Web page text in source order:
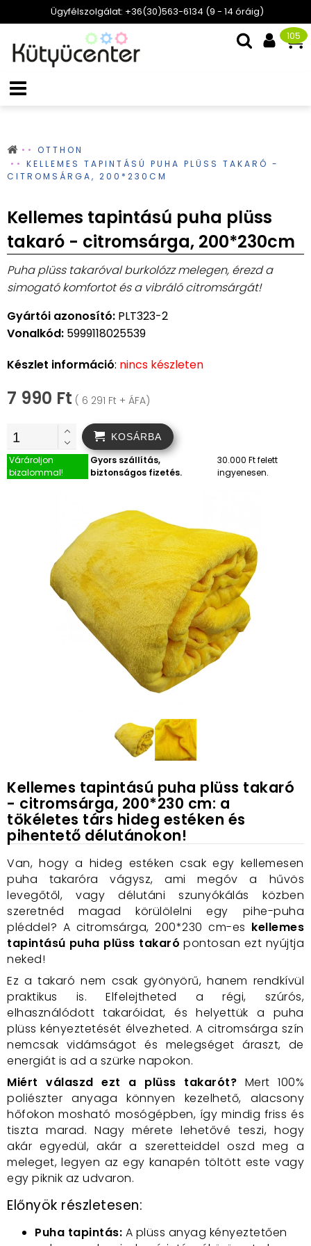
Ügyfélszolgálat: +36(30)563-6134 (9 - 14 óráig)
105
OTTHON
KELLEMES TAPINTÁSÚ PUHA PLÜSS TAKARÓ -
CITROMSÁRGA, 200*230CM
Kellemes tapintású puha plüss
takaró - citromsárga, 200*230cm
Puha plüss takaróval burkolózz melegen, érezd a
simogató komfortot és a vibráló citromsárgát!
Gyártói azonosító: PLT323-2
Vonalkód: 5999118025539
Készlet információ: nincs készleten
7 990 Ft ( 6 291 Ft + ÁFA)
KOSÁRBA
Várároljon
bizalommal!
Gyors szállítás,
biztonságos fizetés.
30.000 Ft felett
ingyenesen.
Kellemes tapintású puha plüss takaró
- citromsárga, 200*230 cm: a
tökéletes társ hideg estéken és
pihentető délutánokon!
Van, hogy a hideg estéken csak egy kellemesen
puha takaróra vágysz, ami megóv a hűvös
levegőtől, vagy délutáni szunyókálás közben
szeretnéd magad körülölelni egy pihe-puha
pléddel? A citromsárga, 200*230 cm-es kellemes
tapintású puha plüss takaró pontosan ezt nyújtja
neked!
Ez a takaró nem csak gyönyörű, hanem rendkívül
praktikus is. Elfelejtheted a régi, szúrós,
elhasználódott takaróidat, és helyettük a puha
plüss kényeztetését élvezheted. A citromsárga szín
nemcsak vidámságot és melegséget áraszt, de
energiát is ad a szürke napokon.
Miért válaszd ezt a plüss takarót? Mert 100%
poliészter anyaga könnyen kezelhető, alacsony
hőfokon mosható mosógépben, így mindig friss és
tiszta marad. Nagy mérete lehetővé teszi, hogy
akár egyedül, akár a szeretteiddel oszd meg a
meleget, legyen az egy kanapén töltött este vagy
egy piknik az udvaron.
Előnyök részletesen:
Puha tapintás: A plüss anyag kényeztetően